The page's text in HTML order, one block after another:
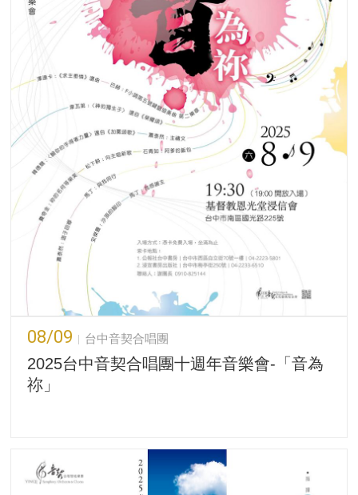
08/09 台中音契合唱團
2025台中音契合唱團十週年音樂會-「音為
祢」